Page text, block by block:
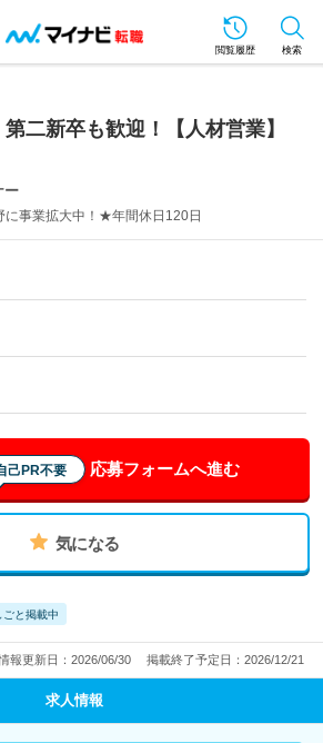
閲覧履歴 検索
第二新卒も歓迎！【人材営業】
ー
に事業拡大中！★年間休日120日
己PR不要 応募フォームへ進む
気になる
ごと掲載中
報更新日：2026/06/30 掲載終了予定日：2026/12/21
求人情報